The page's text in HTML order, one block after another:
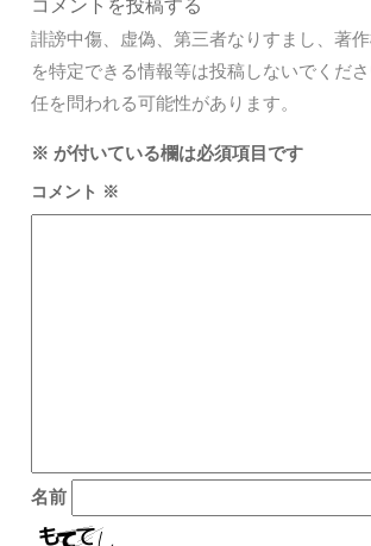
コメントを投稿する
誹謗中傷、虚偽、第三者なりすまし、著
を特定できる情報等は投稿しないでくだ
任を問われる可能性があります。
※ が付いている欄は必須項目です
コメント ※
名前